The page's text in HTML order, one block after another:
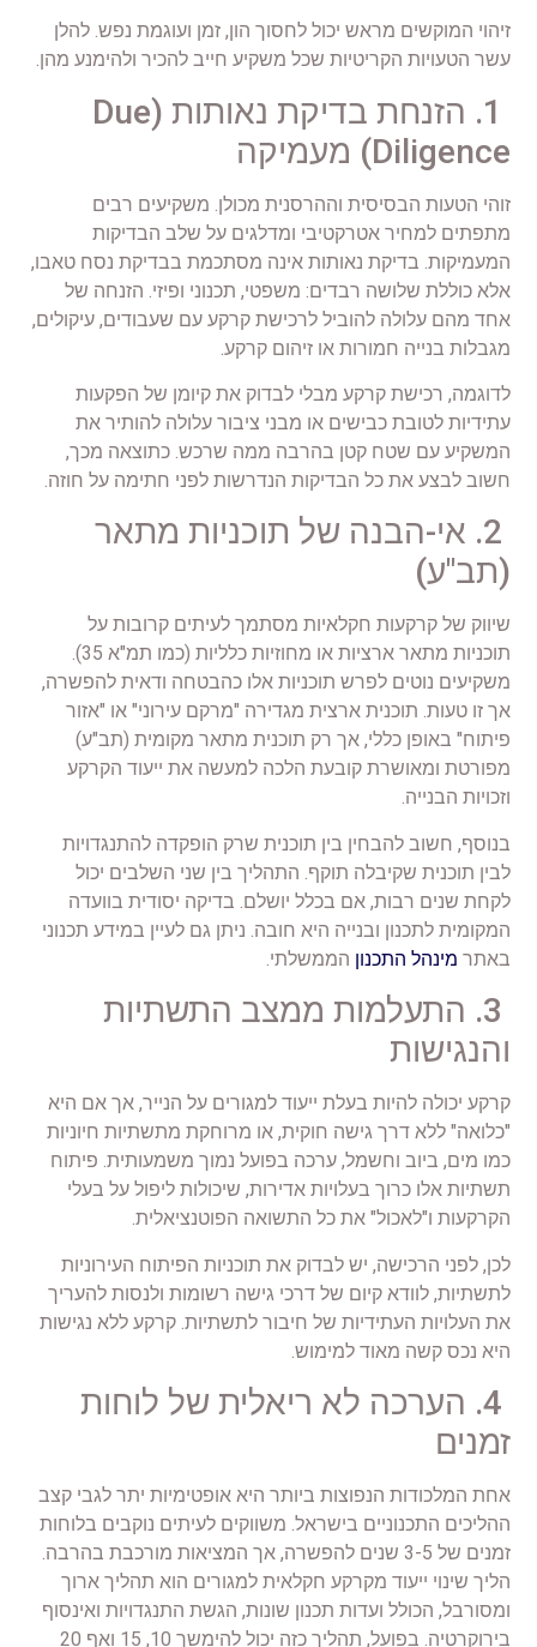
זיהוי המוקשים מראש יכול לחסוך הון, זמן ועוגמת נפש. להלן
עשר הטעויות הקריטיות שכל משקיע חייב להכיר ולהימנע מהן.
1. הזנחת בדיקת נאותות (Due
Diligence) מעמיקה
זוהי הטעות הבסיסית וההרסנית מכולן. משקיעים רבים
מתפתים למחיר אטרקטיבי ומדלגים על שלב הבדיקות
המעמיקות. בדיקת נאותות אינה מסתכמת בבדיקת נסח טאבו,
אלא כוללת שלושה רבדים: משפטי, תכנוני ופיזי. הזנחה של
אחד מהם עלולה להוביל לרכישת קרקע עם שעבודים, עיקולים,
מגבלות בנייה חמורות או זיהום קרקע.
לדוגמה, רכישת קרקע מבלי לבדוק את קיומן של הפקעות
עתידיות לטובת כבישים או מבני ציבור עלולה להותיר את
המשקיע עם שטח קטן בהרבה ממה שרכש. כתוצאה מכך,
חשוב לבצע את כל הבדיקות הנדרשות לפני חתימה על חוזה.
2. אי-הבנה של תוכניות מתאר
(תב"ע)
שיווק של קרקעות חקלאיות מסתמך לעיתים קרובות על
תוכניות מתאר ארציות או מחוזיות כלליות (כמו תמ"א 35).
משקיעים נוטים לפרש תוכניות אלו כהבטחה ודאית להפשרה,
אך זו טעות. תוכנית ארצית מגדירה "מרקם עירוני" או "אזור
פיתוח" באופן כללי, אך רק תוכנית מתאר מקומית (תב"ע)
מפורטת ומאושרת קובעת הלכה למעשה את ייעוד הקרקע
וזכויות הבנייה.
בנוסף, חשוב להבחין בין תוכנית שרק הופקדה להתנגדויות
לבין תוכנית שקיבלה תוקף. התהליך בין שני השלבים יכול
לקחת שנים רבות, אם בכלל יושלם. בדיקה יסודית בוועדה
המקומית לתכנון ובנייה היא חובה. ניתן גם לעיין במידע תכנוני
באתר מינהל התכנון הממשלתי.
3. התעלמות ממצב התשתיות
והנגישות
קרקע יכולה להיות בעלת ייעוד למגורים על הנייר, אך אם היא
"כלואה" ללא דרך גישה חוקית, או מרוחקת מתשתיות חיוניות
כמו מים, ביוב וחשמל, ערכה בפועל נמוך משמעותית. פיתוח
תשתיות אלו כרוך בעלויות אדירות, שיכולות ליפול על בעלי
הקרקעות ו"לאכול" את כל התשואה הפוטנציאלית.
לכן, לפני הרכישה, יש לבדוק את תוכניות הפיתוח העירוניות
לתשתיות, לוודא קיום של דרכי גישה רשומות ולנסות להעריך
את העלויות העתידיות של חיבור לתשתיות. קרקע ללא נגישות
היא נכס קשה מאוד למימוש.
4. הערכה לא ריאלית של לוחות
זמנים
אחת המלכודות הנפוצות ביותר היא אופטימיות יתר לגבי קצב
ההליכים התכנוניים בישראל. משווקים לעיתים נוקבים בלוחות
זמנים של 3-5 שנים להפשרה, אך המציאות מורכבת בהרבה.
הליך שינוי ייעוד מקרקע חקלאית למגורים הוא תהליך ארוך
ומסורבל, הכולל ועדות תכנון שונות, הגשת התנגדויות ואינסוף
בירוקרטיה. בפועל, תהליך כזה יכול להימשך 10, 15 ואף 20